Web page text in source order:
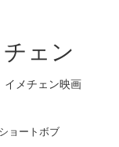
ェン
イメチェン映画
ショートボブ